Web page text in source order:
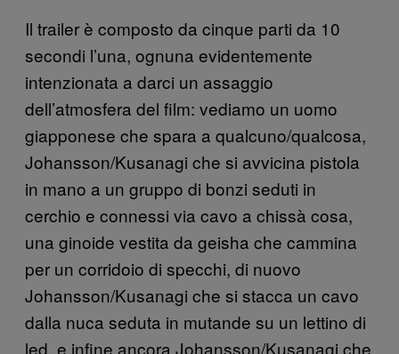
Il trailer è composto da cinque parti da 10
secondi l’una, ognuna evidentemente
intenzionata a darci un assaggio
dell’atmosfera del film: vediamo un uomo
giapponese che spara a qualcuno/qualcosa,
Johansson/Kusanagi che si avvicina pistola
in mano a un gruppo di bonzi seduti in
cerchio e connessi via cavo a chissà cosa,
una ginoide vestita da geisha che cammina
per un corridoio di specchi, di nuovo
Johansson/Kusanagi che si stacca un cavo
dalla nuca seduta in mutande su un lettino di
led, e infine ancora Johansson/Kusanagi che